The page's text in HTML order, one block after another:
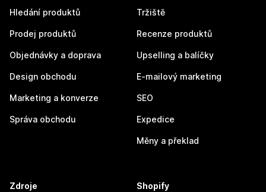
Hledání produktů
Prodej produktů
Objednávky a doprava
Design obchodu
Marketing a konverze
Správa obchodu
Tržiště
Recenze produktů
Upselling a balíčky
E-mailový marketing
SEO
Expedice
Měny a překlad
Zdroje Shopify